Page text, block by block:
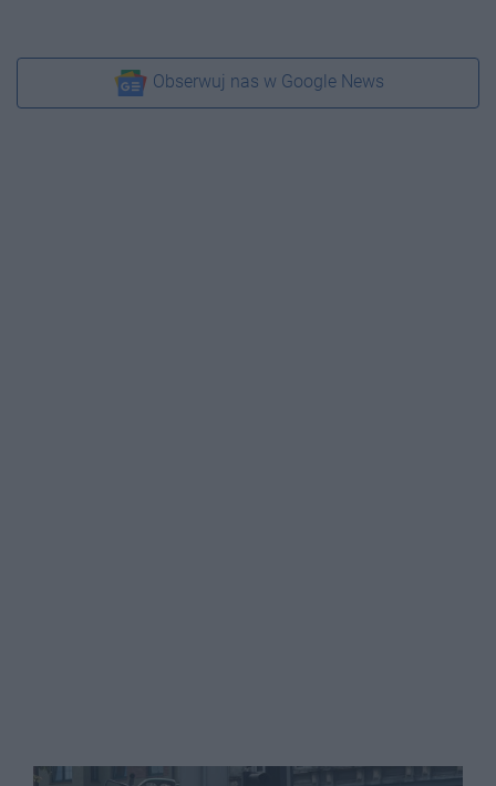
Obserwuj nas w Google News